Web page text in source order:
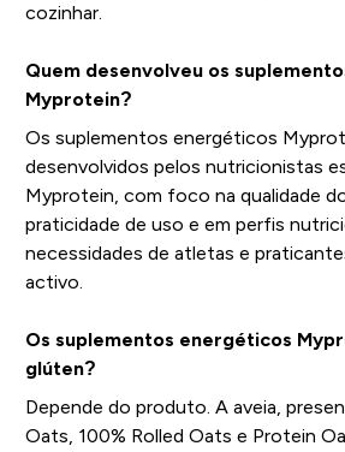
cozinhar.
Quem desenvolveu os
Myprotein?
Os suplementos energéticos
desenvolvidos pelos nutricionistas
Myprotein, com foco na qualidade
praticidade de uso e em perfis
necessidades de atletas e
activo.
Os suplementos energéticos
glúten?
Depende do produto. A aveia,
Oats, 100% Rolled Oats e Protein